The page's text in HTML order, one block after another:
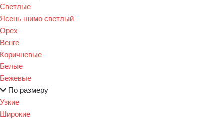
Светлые
Ясень шимо светлый
Орех
Венге
Коричневые
Белые
Бежевые
По размеру
Узкие
Широкие